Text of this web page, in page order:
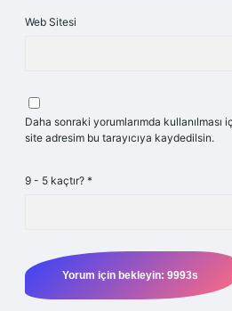
Web Sitesi
Daha sonraki yorumlarımda kullanılması
site adresim bu tarayıcıya kaydedilsin.
9 - 5 kaçtır? *